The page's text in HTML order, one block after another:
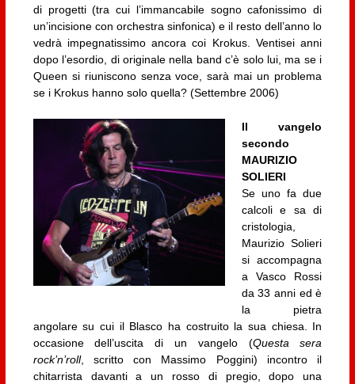
di progetti (tra cui l’immancabile sogno cafonissimo di
un’incisione con orchestra sinfonica) e il resto dell’anno lo
vedrà impegnatissimo ancora coi Krokus. Ventisei anni
dopo l’esordio, di originale nella band c’è solo lui, ma se i
Queen si riuniscono senza voce, sarà mai un problema
se i Krokus hanno solo quella? (Settembre 2006)
Il vangelo
secondo
MAURIZIO
SOLIERI
Se uno fa due
calcoli e sa di
cristologia,
Maurizio Solieri
si accompagna
a Vasco Rossi
da 33 anni ed è
la pietra
angolare su cui il Blasco ha costruito la sua chiesa. In
occasione dell’uscita di un vangelo (Questa sera
rock’n’roll, scritto con Massimo Poggini) incontro il
chitarrista davanti a un rosso di pregio, dopo una